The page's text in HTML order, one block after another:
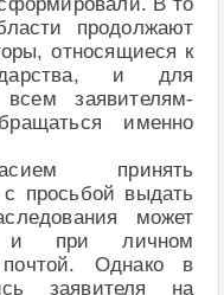
продолжают
относящиеся к
и для
заявителям-
именно
принять
просьбой выдать
может
и при личном
Однако в
заявителя на